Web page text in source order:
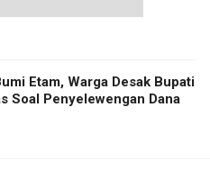
Etam, Warga Desak Bupati
Soal Penyelewengan Dana